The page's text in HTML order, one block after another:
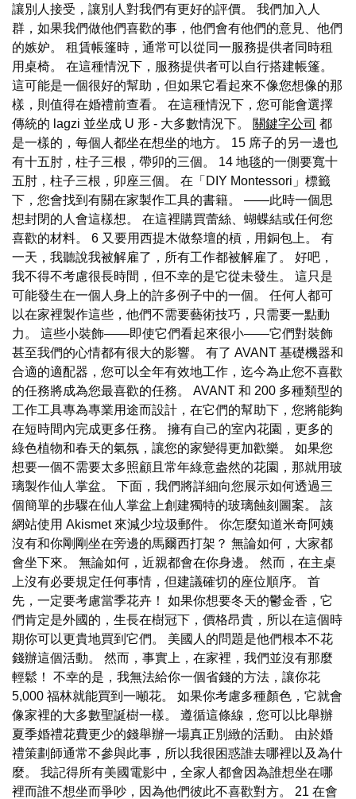
讓別人接受，讓別人對我們有更好的評價。 我們加入人
群，如果我們做他們喜歡的事，他們會有他們的意見、他們
的嫉妒。 租賃帳篷時，通常可以從同一服務提供者同時租
用桌椅。 在這種情況下，服務提供者可以自行搭建帳篷。
這可能是一個很好的幫助，但如果它看起來不像您想像的那
樣，則值得在婚禮前查看。 在這種情況下，您可能會選擇
傳統的 lagzi 並坐成 U 形 - 大多數情況下。 關鍵字公司 都
是一樣的，每個人都坐在想坐的地方。 15 席子的另一邊也
有十五肘，柱子三根，帶卯的三個。 14 地毯的一側要寬十
五肘，柱子三根，卯座三個。 在「DIY Montessori」標籤
下，您會找到有關在家製作工具的書籍。 ——此時一個思
想封閉的人會這樣想。 在這裡購買蕾絲、蝴蝶結或任何您
喜歡的材料。 6 又要用西提木做祭壇的槓，用銅包上。 有
一天，我聽說我被解雇了，所有工作都被解雇了。 好吧，
我不得不考慮很長時間，但不幸的是它從未發生。 這只是
可能發生在一個人身上的許多例子中的一個。 任何人都可
以在家裡製作這些，他們不需要藝術技巧，只需要一點動
力。 這些小裝飾——即使它們看起來很小——它們對裝飾
甚至我們的心情都有很大的影響。 有了 AVANT 基礎機器和
合適的適配器，您可以全年有效地工作，迄今為止您不喜歡
的任務將成為您最喜歡的任務。 AVANT 和 200 多種類型的
工作工具專為專業用途而設計，在它們的幫助下，您將能夠
在短時間內完成更多任務。 擁有自己的室內花園，更多的
綠色植物和春天的氣氛，讓您的家變得更加歡樂。 如果您
想要一個不需要太多照顧且常年綠意盎然的花園，那就用玻
璃製作仙人掌盆。 下面，我們將詳細向您展示如何透過三
個簡單的步驟在仙人掌盆上創建獨特的玻璃蝕刻圖案。 該
網站使用 Akismet 來減少垃圾郵件。 你怎麼知道米奇阿姨
沒有和你剛剛坐在旁邊的馬爾西打架？ 無論如何，大家都
會坐下來。 無論如何，近親都會在你身邊。 然而，在主桌
上沒有必要規定任何事情，但建議確切的座位順序。 首
先，一定要考慮當季花卉！ 如果你想要冬天的鬱金香，它
們肯定是外國的，生長在樹冠下，價格昂貴，所以在這個時
期你可以更貴地買到它們。 美國人的問題是他們根本不花
錢辦這個活動。 然而，事實上，在家裡，我們並沒有那麼
輕鬆！ 不幸的是，我無法給你一個省錢的方法，讓你花
5,000 福林就能買到一噸花。 如果你考慮多種顏色，它就會
像家裡的大多數聖誕樹一樣。 遵循這條線，您可以比舉辦
夏季婚禮花費更少的錢舉辦一場真正別緻的活動。 由於婚
禮策劃師通常不參與此事，所以我很困惑誰去哪裡以及為什
麼。 我記得所有美國電影中，全家人都會因為誰想坐在哪
裡而誰不想坐而爭吵，因為他們彼此不喜歡對方。 21 在會